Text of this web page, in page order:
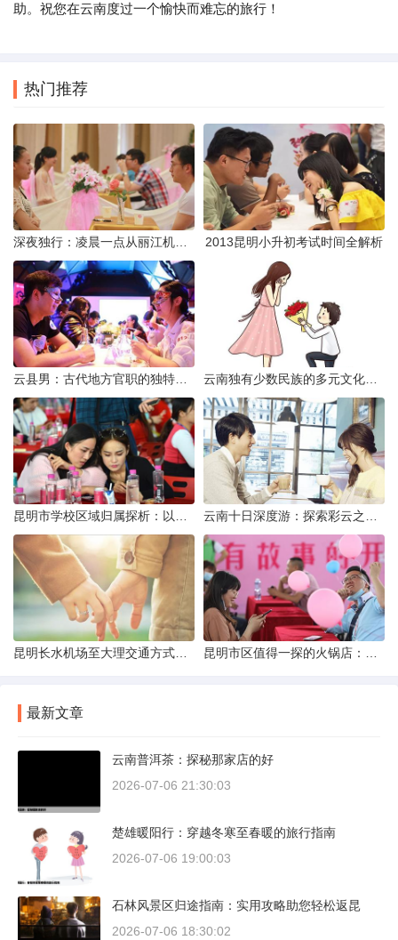
助。祝您在云南度过一个愉快而难忘的旅行！
热门推荐
2013昆明小升初考试时间全解析
最新文章
云南普洱茶：探秘那家店的好
2026-07-06 21:30:03
楚雄暖阳行：穿越冬寒至春暖的旅行指南
2026-07-06 19:00:03
石林风景区归途指南：实用攻略助您轻松返昆
2026-07-06 18:30:02